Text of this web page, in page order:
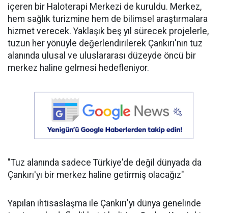
içeren bir Haloterapi Merkezi de kuruldu. Merkez,
hem sağlık turizmine hem de bilimsel araştırmalara
hizmet verecek. Yaklaşık beş yıl sürecek projelerle,
tuzun her yönüyle değerlendirilerek Çankırı'nın tuz
alanında ulusal ve uluslararası düzeyde öncü bir
merkez haline gelmesi hedefleniyor.
"Tuz alanında sadece Türkiye'de değil dünyada da
Çankırı'yı bir merkez haline getirmiş olacağız"
Yapılan ihtisaslaşma ile Çankırı'yı dünya genelinde